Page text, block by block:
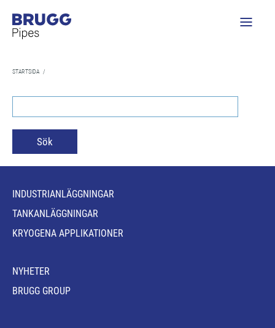
STARTSIDA /
INDUSTRIANLÄGGNINGAR
TANKANLÄGGNINGAR
KRYOGENA APPLIKATIONER
NYHETER
BRUGG GROUP